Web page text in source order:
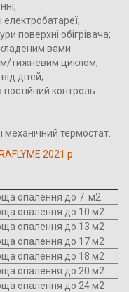
поверхні обігрівача;
вами
тижневим циклом;
дітей;
постійний контроль
механічний термостат.
2021 р.
опалення до 7 м2
опалення до 10 м2
опалення до 13 м2
опалення до 17 м2
опалення до 18 м2
опалення до 20 м2
опалення до 24 м2